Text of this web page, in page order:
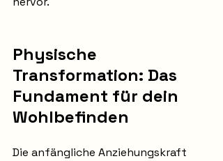
Physische
Transformation: Das
Fundament für dein
Wohlbefinden
Die anfängliche Anziehungskraft